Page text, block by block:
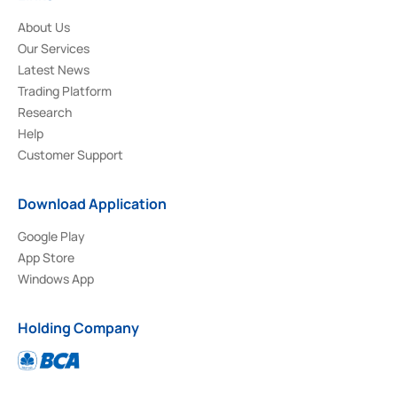
About Us
Our Services
Latest News
Trading Platform
Research
Help
Customer Support
Download Application
Google Play
App Store
Windows App
Holding Company